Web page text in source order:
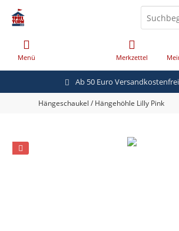
Ab 50 Euro
Menü Merkzettel
Hängeschaukel / Hängehöhle Lilly Pink